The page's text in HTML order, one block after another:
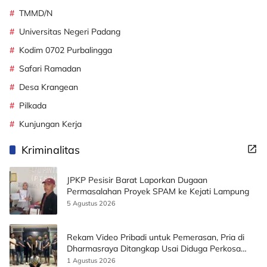
TMMD/N
Universitas Negeri Padang
Kodim 0702 Purbalingga
Safari Ramadan
Desa Krangean
Pilkada
Kunjungan Kerja
Kriminalitas
JPKP Pesisir Barat Laporkan Dugaan
Permasalahan Proyek SPAM ke Kejati Lampung
5 Agustus 2026
Rekam Video Pribadi untuk Pemerasan, Pria di
Dharmasraya Ditangkap Usai Diduga Perkosa
Korban
1 Agustus 2026